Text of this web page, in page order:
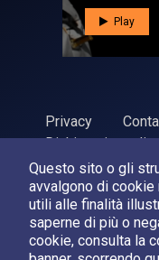
Questo sito o gli
avvalgono di
utili alle finalità
saperne di più o
cookie, consulta la
Play
Privacy
Dichiarazione di
ASI Agenzia
Sviluppato daLPM
Seguici su: